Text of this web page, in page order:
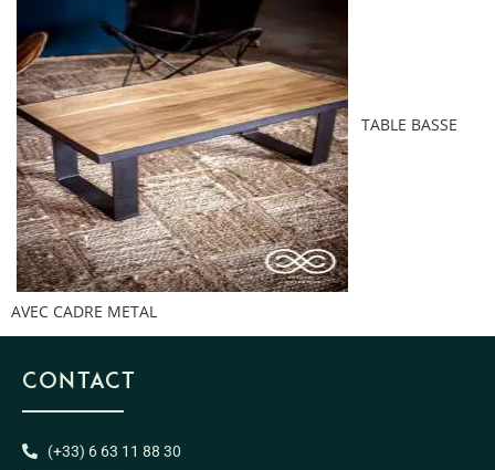
TABLE BASSE
AVEC CADRE METAL
CONTACT
(+33) 6 63 11 88 30